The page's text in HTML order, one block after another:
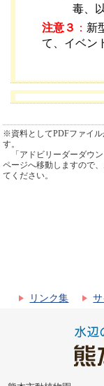
毒、
注意３ ： 新
て、イベン
※資料としてPDFファイル
す。
「アドビリーダーダウ
ページへ移動しますので
てください。
リンク集